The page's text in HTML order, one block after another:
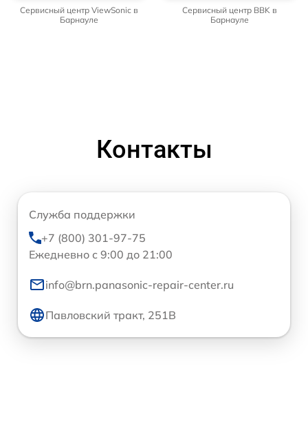
Сервисный центр ViewSonic в
Барнауле
Сервисный центр BBK в
Барнауле
Контакты
Служба поддержки
+7 (800) 301-97-75
Ежедневно с 9:00 до 21:00
info@brn.panasonic-repair-center.ru
Павловский тракт, 251В